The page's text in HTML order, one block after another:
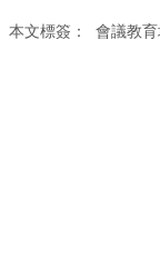
本文標簽： 會議教